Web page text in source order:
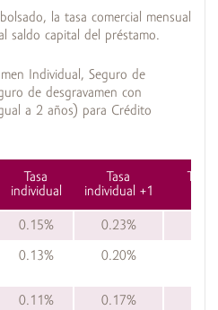
la tasa comercial mensual
saldo capital del préstamo.
Individual, Seguro de
de desgravamen con
a 2 años) para Crédito
Tasa
individual
Tasa
individual +1
Tasa
0.15% 0.23%
0.13% 0.20%
0.11% 0.17%